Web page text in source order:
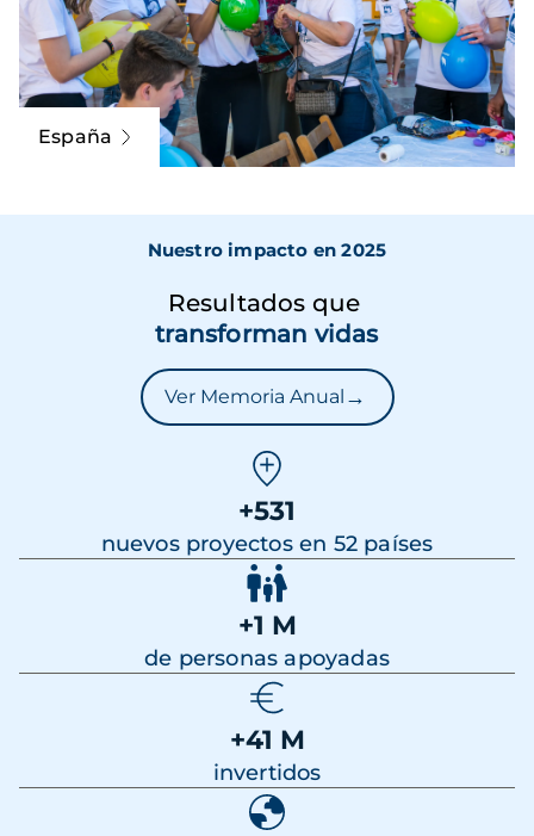
España
Nuestro impacto en 2025
Resultados que
transforman vidas
Ver Memoria Anual →
+531
nuevos proyectos en 52 países
+1 M
de personas apoyadas
+41 M
invertidos